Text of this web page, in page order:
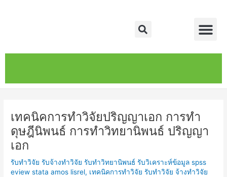
Search
เทคนิคการทำวิจัยปริญญาเอก การทำ
ดุษฎีนิพนธ์ การทำวิทยานิพนธ์ ปริญญา
เอก
รับทำวิจัย รับจ้างทำวิจัย รับทำวิทยานิพนธ์ รับวิเคราะห์ข้อมูล spss
eview stata amos lisrel, เทคนิคการทำวิจัย รับทำวิจัย จ้างทำวิจัย